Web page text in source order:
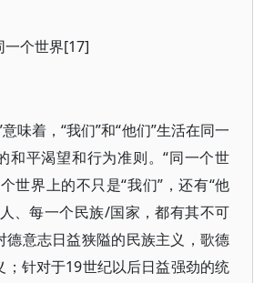
一个世界[17]
味着，“我们”和“他们”生活在同一
和平渴望和行为准则。“同一个世
世界上的不只是“我们”，还有“他
、每一个民族/国家，都有其不可
德意志日益狭隘的民族主义，歌德
；针对于19世纪以后日益强劲的统